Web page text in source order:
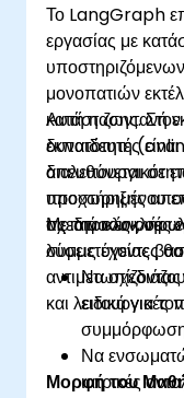
Το LangGraph
εργασίας με
μονοπατιών
κατάστασης. Στον
δυνατότητες
υποστήριξης
τις ιατρικές ροές
Αυτή η ζωντανή
εκπαιδευτή
απευθύνεται σε
προχωρημένου
σχεδιάσουν, να
λύσεις υγείας
και λειτουργικές
Με την
συμμετέχοντες
Να
ειδικά για
συμμόρφωση
Να
ιατρικές
Μορφή του